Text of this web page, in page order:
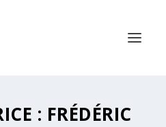
: FRÉDÉRIC